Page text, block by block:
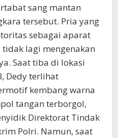
sang mantan
tersebut. Pria yang
sebagai aparat
lagi mengenakan
Saat tiba di lokasi
Dedy terlihat
kembang warna
tangan terborgol,
Direktorat Tindak
Polri. Namun, saat